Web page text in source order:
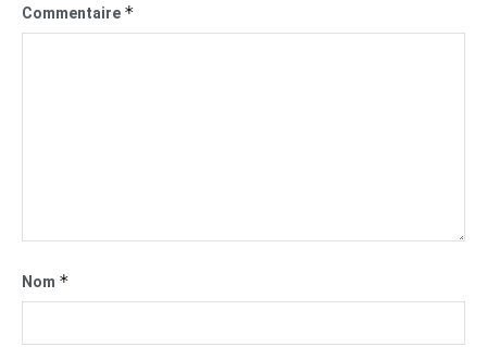
Commentaire *
Nom *